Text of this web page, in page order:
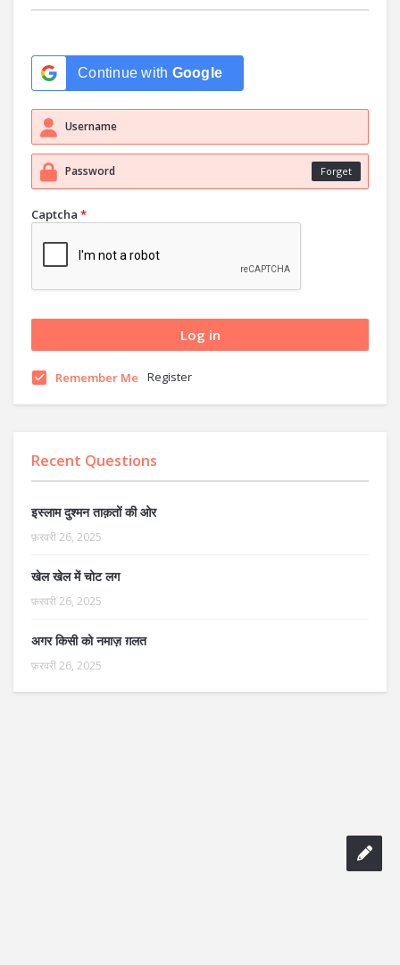
Continue with Google
Forget
Captcha *
Remember Me Register
Recent Questions
इस्लाम दुश्मन ताक़तों की ओर
फ़रवरी 26, 2025
खेल खेल में चोट लग
फ़रवरी 26, 2025
अगर किसी को नमाज़ ग़लत
फ़रवरी 26, 2025